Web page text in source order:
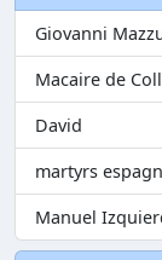
Giovanni
Macaire de
David
martyrs
Manuel